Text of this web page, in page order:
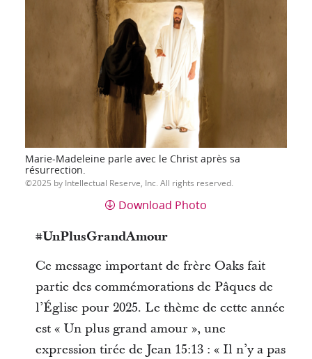
Marie-Madeleine parle avec le Christ après sa
résurrection.
2025 by Intellectual Reserve, Inc. All rights reserved.
Download Photo
#UnPlusGrandAmour
Ce message important de frère Oaks fait
partie des commémorations de Pâques de
l’Église pour 2025. Le thème de cette année
est « Un plus grand amour », une
expression tirée de Jean 15:13 : « Il n’y a pas